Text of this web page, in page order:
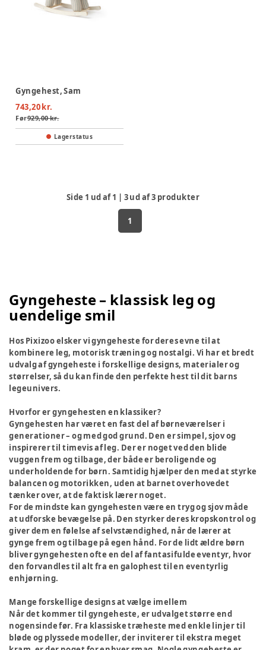
Gyngehest, Sam
743,20 kr.
Før929,00 kr.
Lagerstatus
Side 1 ud af1 | 3ud af3 produkter
1
Gyngeheste – klassisk leg og
uendelige smil
Hos Pixizoo elsker vi gyngeheste for deres evne til at
kombinere leg, motorisk træning og nostalgi. Vi har et bredt
udvalg af gyngeheste i forskellige designs, materialer og
størrelser, så du kan finde den perfekte hest til dit barns
legeunivers.
Hvorfor er gyngehesten en klassiker?
Gyngehesten har været en fast del af børneværelser i
generationer – og med god grund. Den er simpel, sjov og
inspirerer til timevis af leg. Der er noget ved den blide
vuggen frem og tilbage, der både er beroligende og
underholdende for børn. Samtidig hjælper den med at styrke
balancen og motorikken, uden at barnet overhovedet
tænker over, at de faktisk lærer noget.
For de mindste kan gyngehesten være en tryg og sjov måde
at udforske bevægelse på. Den styrker deres kropskontrol og
giver dem en følelse af selvstændighed, når de lærer at
gynge frem og tilbage på egen hånd. For de lidt ældre børn
bliver gyngehesten ofte en del af fantasifulde eventyr, hvor
den forvandles til alt fra en galophest til en eventyrlig
enhjørning.
Mange forskellige designs at vælge imellem
Når det kommer til gyngeheste, er udvalget større end
nogensinde før. Fra klassiske træheste med enkle linjer til
bløde og plyssede modeller, der inviterer til ekstra meget